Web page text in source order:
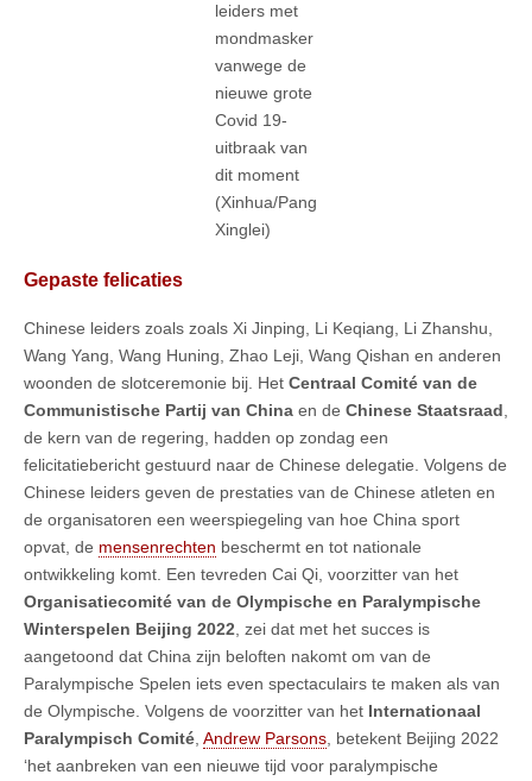
leiders met
mondmasker
vanwege de
nieuwe grote
Covid 19-
uitbraak van
dit moment
(Xinhua/Pang
Xinglei)
Gepaste felicaties
Chinese leiders zoals zoals Xi Jinping, Li Keqiang, Li Zhanshu,
Wang Yang, Wang Huning, Zhao Leji, Wang Qishan en anderen
woonden de slotceremonie bij. Het Centraal Comité van de
Communistische Partij van China en de Chinese Staatsraad
de kern van de regering, hadden op zondag een
felicitatiebericht gestuurd naar de Chinese delegatie. Volgens de
Chinese leiders geven de prestaties van de Chinese atleten en
de organisatoren een weerspiegeling van hoe China sport
opvat, de mensenrechten beschermt en tot nationale
ontwikkeling komt. Een tevreden Cai Qi, voorzitter van het
Organisatiecomité van de Olympische en Paralympische
Winterspelen Beijing 2022 , zei dat met het succes is
aangetoond dat China zijn beloften nakomt om van de
Paralympische Spelen iets even spectaculairs te maken als van
de Olympische. Volgens de voorzitter van het Internationaal
Paralympisch Comité Andrew Parsons , betekent Beijing 2022
‘het aanbreken van een nieuwe tijd voor paralympische